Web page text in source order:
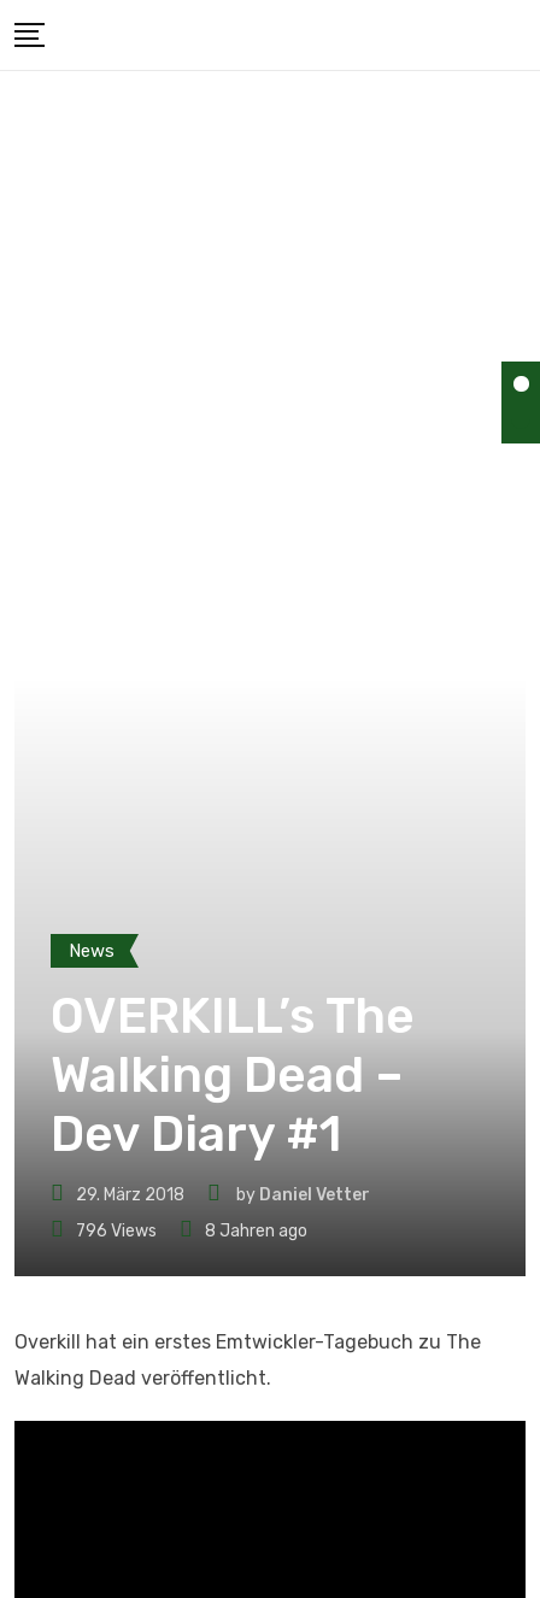
News
OVERKILL’s The
Walking Dead –
Dev Diary #1
29. März 2018 by Daniel Vetter
796 Views 8 Jahren ago
Overkill hat ein erstes Emtwickler-Tagebuch zu The
Walking Dead veröffentlicht.